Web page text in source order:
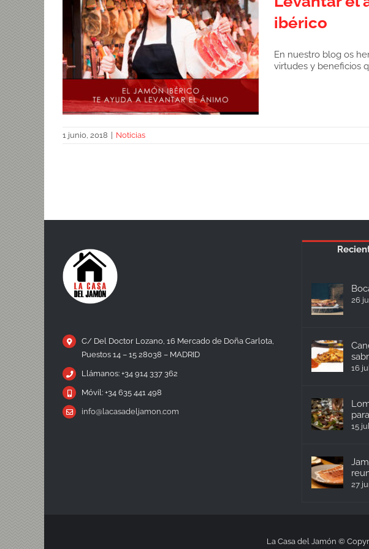
ibérico
En nuestro blog os
virtudes y beneficios
1 junio, 2018 Noticias
C/ Del Doctor Lozano, 16 Mercado de Doña Carlota,
Puestos 14 – 15 28038 – MADRID
Llámanos: +34 914 337 362
Móvil: +34 635 441 498
info@lacasadeljamon.com
26
16
15
27
La Casa del Jamón ©